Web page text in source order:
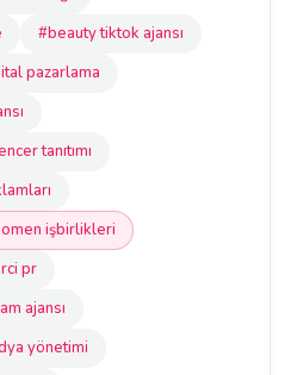
#beauty tiktok ajansı
pazarlama
tanıtımı
işbirlikleri
pr
ajansı
yönetimi